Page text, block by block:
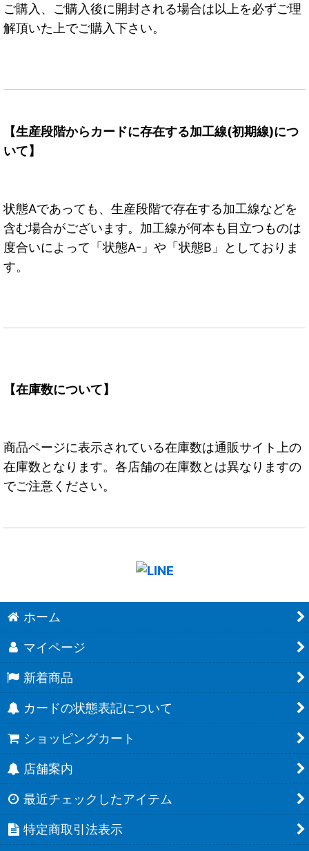
ご購入、ご購入後に開封される場合は以上を必ずご理
解頂いた上でご購入下さい。
【生産段階からカードに存在する加工線(初期線)につ
いて】
状態Aであっても、生産段階で存在する加工線などを
含む場合がございます。加工線が何本も目立つものは
度合いによって「状態A-」や「状態B」としておりま
す。
【在庫数について】
商品ページに表示されている在庫数は通販サイト上の
在庫数となります。各店舗の在庫数とは異なりますの
でご注意ください。
ホーム
マイページ
新着商品
カードの状態表記について
ショッピングカート
店舗案内
最近チェックしたアイテム
特定商取引法表示